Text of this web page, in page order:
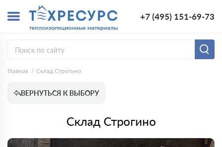
+7 (495) 151-69-73
Главная Склад Строгино
ВЕРНУТЬСЯ К ВЫБОРУ
Склад Строгино